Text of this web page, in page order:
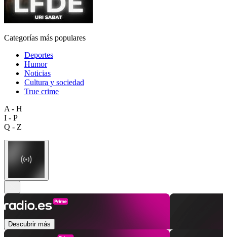
Categorías más populares
Deportes
Humor
Noticias
Cultura y sociedad
True crime
A - H
I - P
Q - Z
Descubrir más